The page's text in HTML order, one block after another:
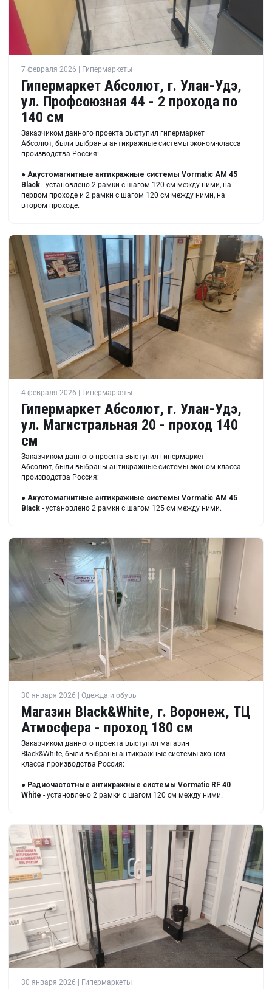
7 февраля 2026 | Гипермаркеты
Гипермаркет Абсолют, г. Улан-Удэ,
ул. Профсоюзная 44 - 2 прохода по
140 см
Заказчиком данного проекта выступил гипермаркет
Абсолют, были выбраны антикражные системы эконом-класса
производства Россия:
● Акустомагнитные антикражные системы Vormatic AM 45
Black - установлено 2 рамки с шагом 120 см между ними, на
первом проходе и 2 рамки с шагом 120 см между ними, на
втором проходе.
4 февраля 2026 | Гипермаркеты
Гипермаркет Абсолют, г. Улан-Удэ,
ул. ​Магистральная 20 - проход 140
см
Заказчиком данного проекта выступил гипермаркет
Абсолют, были выбраны антикражные системы эконом-класса
производства Россия:
● Акустомагнитные антикражные системы Vormatic AM 45
Black - установлено 2 рамки с шагом 125 см между ними.
30 января 2026 | Одежда и обувь
Магазин Black&White, г. Воронеж, ТЦ
Атмосфера - проход 180 см
Заказчиком данного проекта выступил магазин
Black&White, были выбраны антикражные системы эконом-
класса производства Россия:
● Радиочастотные антикражные системы Vormatic RF 40
White - установлено 2 рамки с шагом 120 см между ними.
30 января 2026 | Гипермаркеты